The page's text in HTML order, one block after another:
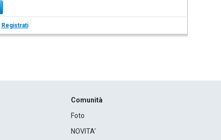
Registrati
Comunità
Foto
NOVITA'